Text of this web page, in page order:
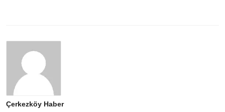
Çerkezköy Haber